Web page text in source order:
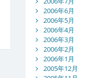
2006年6月
2006年5月
2006年4月
2006年3月
2006年2月
2006年1月
2005年12月